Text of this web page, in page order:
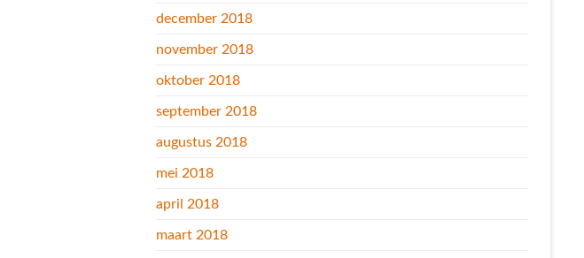
december 2018
november 2018
oktober 2018
september 2018
augustus 2018
mei 2018
april 2018
maart 2018